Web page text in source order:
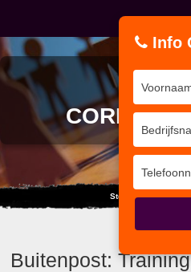
Stoot je hoofd niet
Buitenpost:
Info